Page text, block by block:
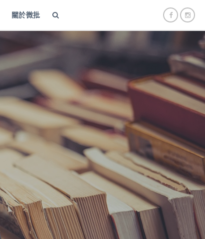
關於微批